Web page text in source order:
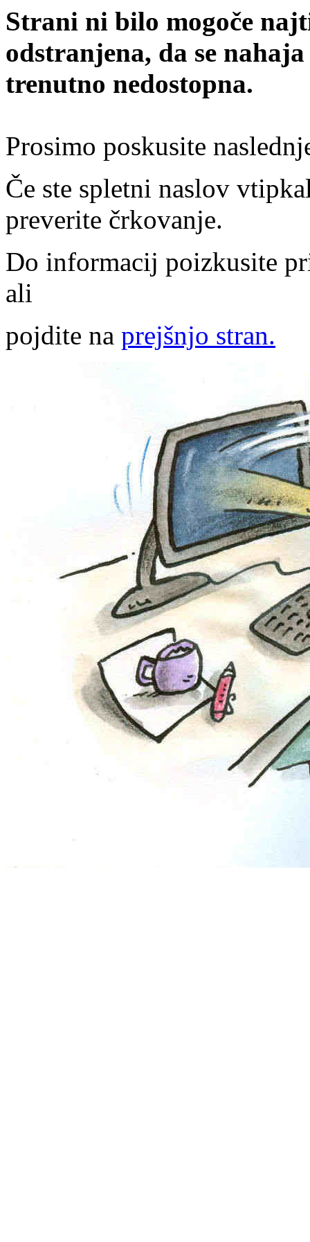
Strani ni bilo mogoče
odstranjena, da se
trenutno nedostopna.
Prosimo poskusite
Če ste spletni naslov
preverite črkovanje.
Do informacij poizkusite
ali
pojdite na prejšnjo stran.